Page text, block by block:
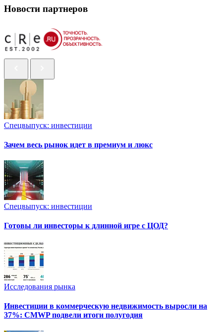
Новости партнеров
Спецвыпуск: инвестиции
Зачем весь рынок идет в премиум и люкс
Спецвыпуск: инвестиции
Готовы ли инвесторы к длинной игре с ЦОД?
Исследования рынка
Инвестиции в коммерческую недвижимость выросли на
37%: CMWP подвели итоги полугодия